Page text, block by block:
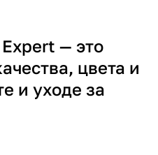
— это
цвета и
и уходе за